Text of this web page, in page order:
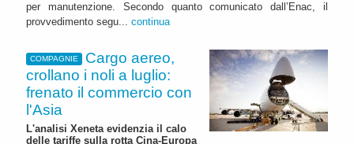
per manutenzione. Secondo quanto comunicato dall’Enac, il
provvedimento segu... continua
COMPAGNIE
Cargo aereo,
crollano i noli a luglio:
frenato il commercio con
l'Asia
L'analisi Xeneta evidenzia il calo
delle tariffe sulla rotta Cina-Europa